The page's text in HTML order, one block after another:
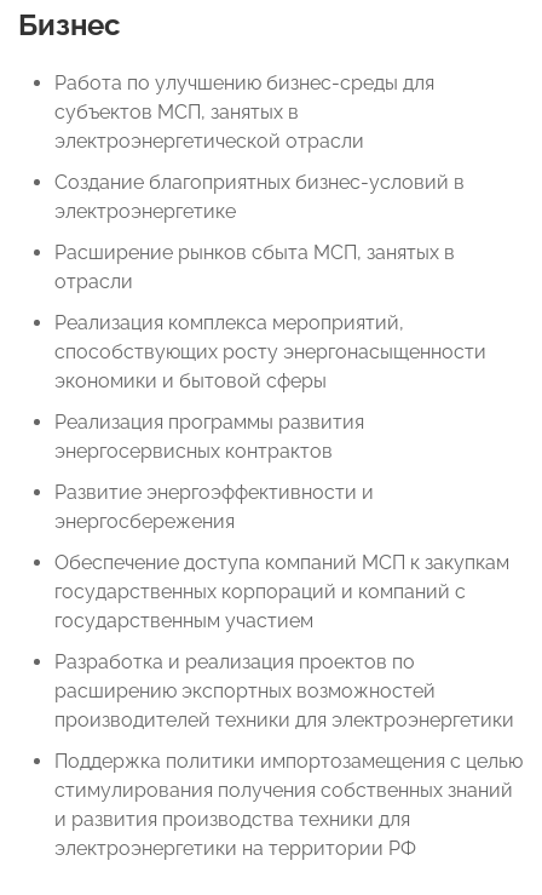
Бизнес
Работа по улучшению бизнес-среды для
субъектов МСП, занятых в
электроэнергетической отрасли
Создание благоприятных бизнес-условий в
электроэнергетике
Расширение рынков сбыта МСП, занятых в
отрасли
Реализация комплекса мероприятий,
способствующих росту энергонасыщенности
экономики и бытовой сферы
Реализация программы развития
энергосервисных контрактов
Развитие энергоэффективности и
энергосбережения
Обеспечение доступа компаний МСП к закупкам
государственных корпораций и компаний с
государственным участием
Разработка и реализация проектов по
расширению экспортных возможностей
производителей техники для электроэнергетики
Поддержка политики импортозамещения с целью
стимулирования получения собственных знаний
и развития производства техники для
электроэнергетики на территории РФ